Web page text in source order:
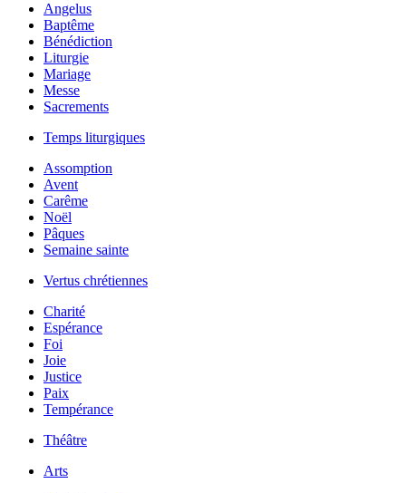
Angelus
Baptême
Bénédiction
Liturgie
Mariage
Messe
Sacrements
Temps liturgiques
Assomption
Avent
Carême
Noël
Pâques
Semaine sainte
Vertus chrétiennes
Charité
Espérance
Foi
Joie
Justice
Paix
Tempérance
Théâtre
Arts